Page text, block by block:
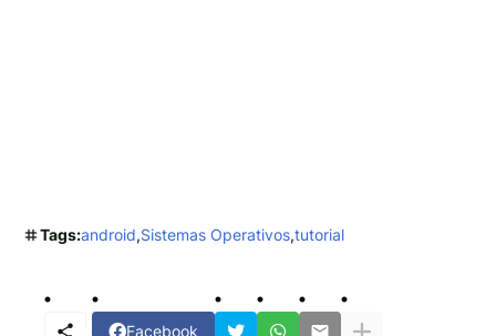
Tags:android Sistemas Operativos tutorial
Facebook